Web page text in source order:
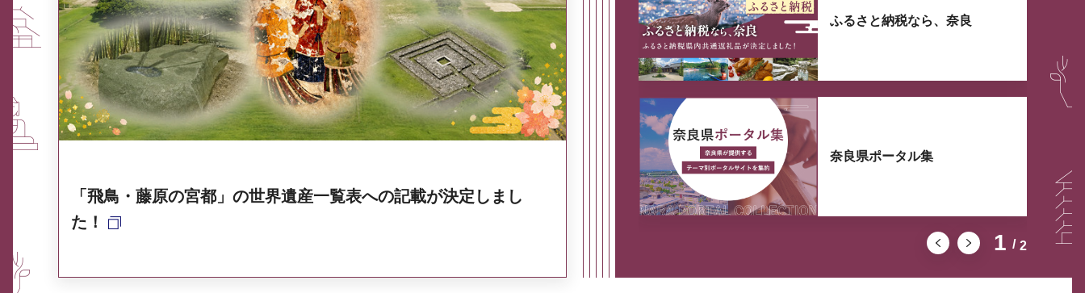
「飛鳥・藤原の宮都」の世界遺産一覧表への記載が決定しまし
た！
1 2
ふるさと納税なら、奈良 奈良県政策集 ふるさと納税なら、奈良
奈良県ポータル集